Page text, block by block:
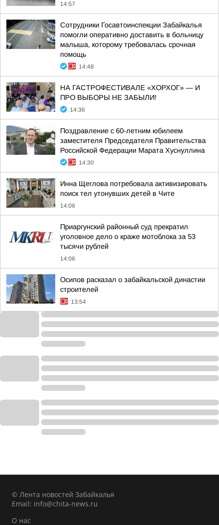
14:57
Сотрудники Госавтоинспекции Забайкалья
помогли оперативно доставить в больницу
малыша, которому требовалась срочная
помощь
14:48
НА ГАСТРОФЕСТИВАЛЕ «ХОРХОГ» — И
ПРО ВЫБОРЫ НЕ ЗАБЫЛИ!
14:36
Поздравление с 60-летним юбилеем
заместителя Председателя Правительства
Российской Федерации Марата Хуснуллина
14:30
Инна Щеглова потребовала активизировать
поиск тел утонувших детей в Чите
14:06
Приаргунский районный суд прекратил
уголовное дело о краже мотоблока за 53
тысячи рублей
14:06
Осипов расказал о забайкальской династии
строителей
13:54
© Лента новостей Забайкалья
Email: info@chita-news.ru
О нас